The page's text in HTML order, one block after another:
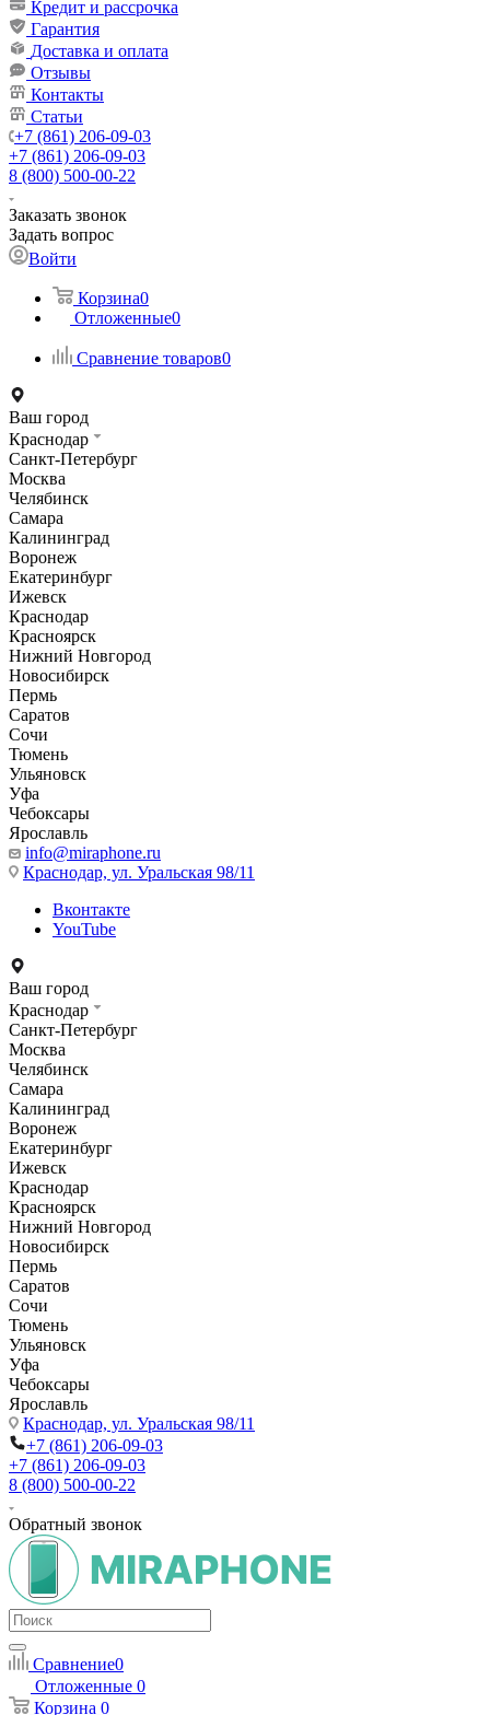
Кредит и рассрочка
Гарантия
Доставка и оплата
Отзывы
Контакты
Статьи
+7 (861) 206-09-03
+7 (861) 206-09-03
8 (800) 500-00-22
Заказать звонок
Задать вопрос
Войти
Корзина0
Отложенные0
Сравнение товаров0
Ваш город
Краснодар
Санкт-Петербург
Москва
Челябинск
Самара
Калининград
Воронеж
Екатеринбург
Ижевск
Краснодар
Красноярск
Нижний Новгород
Новосибирск
Пермь
Саратов
Сочи
Тюмень
Ульяновск
Уфа
Чебоксары
Ярославль
info@miraphone.ru
Краснодар, ул. Уральская 98/11
Вконтакте
YouTube
Ваш город
Краснодар
Санкт-Петербург
Москва
Челябинск
Самара
Калининград
Воронеж
Екатеринбург
Ижевск
Краснодар
Красноярск
Нижний Новгород
Новосибирск
Пермь
Саратов
Сочи
Тюмень
Ульяновск
Уфа
Чебоксары
Ярославль
Краснодар, ул. Уральская 98/11
+7 (861) 206-09-03
+7 (861) 206-09-03
8 (800) 500-00-22
Обратный звонок
Сравнение0
Отложенные 0
Корзина 0